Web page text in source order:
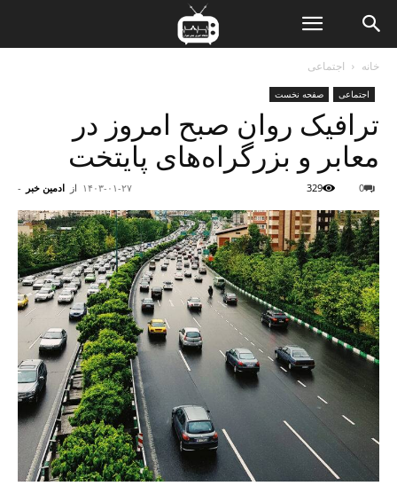
خانه اجتماعی
اجتماعی صفحه نخست
ترافیک روان صبح امروز در
معابر و بزرگراه‌های پایتخت
از ادمین خبر - ۱۴۰۳-۰۱-۲۷ 0
329